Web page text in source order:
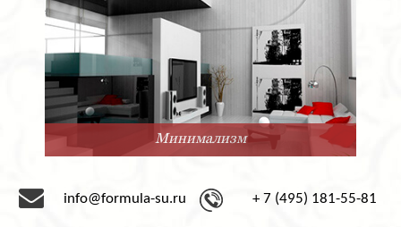
Минимализм
info@formula-su.ru + 7 (495) 181-55-81